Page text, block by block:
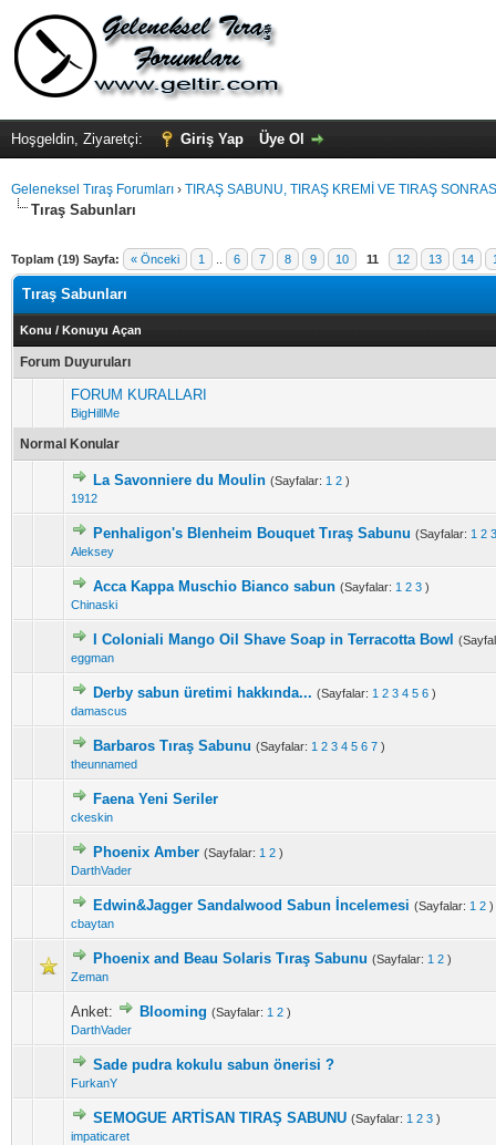
Hoşgeldin, Ziyaretçi: Giriş Yap Üye Ol
Geleneksel Tıraş Forumları › TIRAŞ SABUNU, TIRAŞ KREMİ VE TIRAŞ
Tıraş Sabunları
Toplam (19) Sayfa: « Önceki 1 6 7 8 9 10 11 12 13 14
Tıraş Sabunları
Konu / Konuyu Açan
Forum Duyuruları
FORUM KURALLARI
BigHillMe
Normal Konular
La Savonniere du Moulin (Sayfalar: 1 2 )
1912
Penhaligon's Blenheim Bouquet Tıraş Sabunu (Sayfalar: 1 2 3
Aleksey
Acca Kappa Muschio Bianco sabun (Sayfalar: 1 2 3 )
Chinaski
I Coloniali Mango Oil Shave Soap in Terracotta Bowl
eggman
Derby sabun üretimi hakkında... (Sayfalar: 1 2 3 4 5 6 )
damascus
Barbaros Tıraş Sabunu (Sayfalar: 1 2 3 4 5 6 7 )
theunnamed
Faena Yeni Seriler
ckeskin
Phoenix Amber (Sayfalar: 1 2 )
DarthVader
Edwin&Jagger Sandalwood Sabun İncelemesi (Sayfalar: 1 2 )
cbaytan
Phoenix and Beau Solaris Tıraş Sabunu (Sayfalar: 1 2 )
Zeman
Anket: Blooming (Sayfalar: 1 2 )
DarthVader
Sade pudra kokulu sabun önerisi ?
FurkanY
SEMOGUE ARTİSAN TIRAŞ SABUNU (Sayfalar: 1 2 3 )
impaticaret